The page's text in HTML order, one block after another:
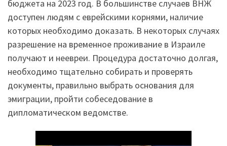
бюджета на 2023 год. В большинстве случаев ВНЖ
доступен людям с еврейскими корнями, наличие
которых необходимо доказать. В некоторых случаях
разрешение на временное проживание в Израиле
получают и неевреи. Процедура достаточно долгая,
необходимо тщательно собирать и проверять
документы, правильно выбрать основания для
эмиграции, пройти собеседование в
дипломатическом ведомстве.